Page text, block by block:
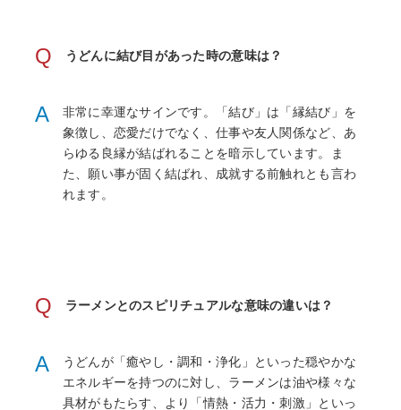
Q うどんに結び目があった時の意味は？
A
非常に幸運なサインです。「結び」は「縁結び」を
象徴し、恋愛だけでなく、仕事や友人関係など、あ
らゆる良縁が結ばれることを暗示しています。ま
た、願い事が固く結ばれ、成就する前触れとも言わ
れます。
Q ラーメンとのスピリチュアルな意味の違いは？
A
うどんが「癒やし・調和・浄化」といった穏やかな
エネルギーを持つのに対し、ラーメンは油や様々な
具材がもたらす、より「情熱・活力・刺激」といっ